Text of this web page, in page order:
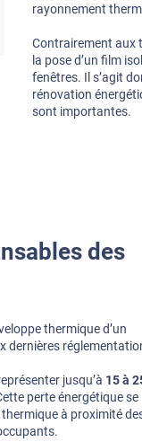
rayonnement
Contrairement aux
la pose d’un film
fenêtres. Il s’agit
rénovation
sont importantes.
des
thermique d’un
dernières
jusqu’à 15 à
perte énergétique se
à proximité